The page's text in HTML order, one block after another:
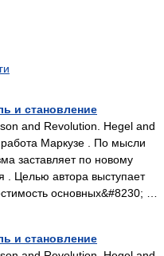
и становление
and Revolution. Hegel and
Маркузе . По мысли
заставляет по новому
Целью автора выступает
основных&#8230; …
и становление